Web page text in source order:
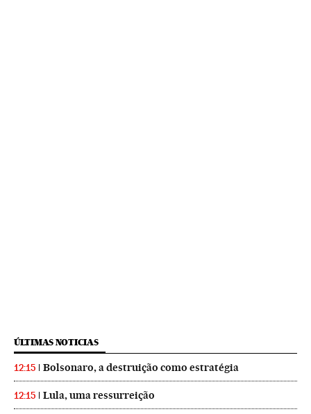
ÚLTIMAS NOTICIAS
12:15 Bolsonaro, a destruição como estratégia
12:15 Lula, uma ressurreição